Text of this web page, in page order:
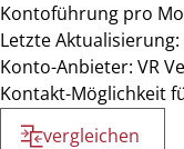
Kontoführung pro
Letzte
Konto-Anbieter: VR
Kontakt-Möglichkeit
vergleichen